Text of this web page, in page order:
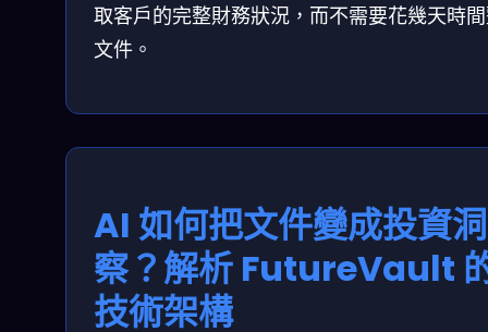
取客戶的完整財務狀況，而不需要花幾天時
文件。
AI 如何把文件變成投資洞
察？解析 FutureVault
技術架構